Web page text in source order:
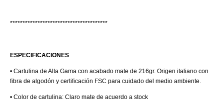
***************************************
ESPECIFICACIONES
• Cartulina de Alta Gama con acabado mate de 216gr. Origen italiano con
fibra de algodón y certificación FSC para cuidado del medio ambiente.
• Color de cartulina: Claro mate de acuerdo a stock